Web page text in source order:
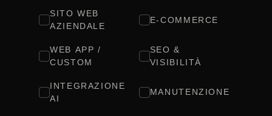
SITO WEB
AZIENDALE
E-COMMERCE
WEB APP /
CUSTOM
SEO &
VISIBILITÀ
INTEGRAZIONE
AI
MANUTENZIONE